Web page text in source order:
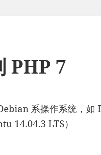
PHP 7
系操作系统，
14.04.3 LTS）